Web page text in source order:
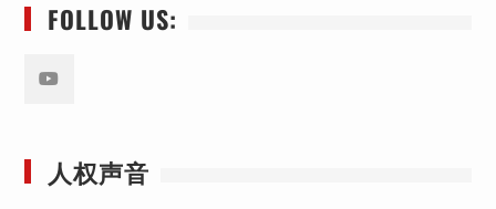
FOLLOW US:
人权声音